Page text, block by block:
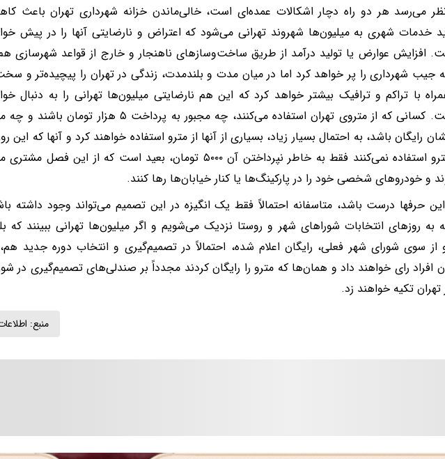
می‌رسد هر دو راه دچار اشکالات عمده‌ای است، خالی‌ماندن خزانه شهرداری تهران باعث
خدمات شهری به میلیون‌ها شهروند تهرانی می‌شود که اعتراض و نارضایتی آنها را در پیش
افزایش عوارض یا تولید درآمد از طریق ساخت‌وسازهای ناهنجار و خارج از قواعد شهرسازی
جیب شهرداری را پر خواهد کرد اما در میان مدت و بلندمدت، زندگی در تهران را پیچیده‌تر و
با تراکم و ترافیک بیشتر خواهد کرد که این هم نارضایتی میلیون‌ها تهرانی را به دنبال
داشت. کسانی که از متروی تهران استفاده می‌کنند، چه مجبور به پرداخت ۵ هزار تومان
رایگان باشد، به احتمال بسیار زیاد، بسیاری از آنها از مترو استفاده خواهند کرد و آنها که این
از مترو استفاده نمی‌کنند فقط به خاطر نپرداختن آن ۵۰۰۰ تومان، بعید است که از این فصل
و خودروهای شخصی خود را در پارکینگ‌ها یا کنار خیابان‌ها رها کنند.
حرفها درست باشد، متاسفانه احتمالاً فقط یک انگیزه در این تصمیم می‌تواند وجود داشته
به روزهای انتخابات شوراهای شهر و روستا نزدیک می‌شویم و اگر میلیون‌ها تهرانی ببینند که
از سوی شورای شهر فعلی، رایگان اعلام شده، احتمالاً در تصمیم‌گیری و انتخاب دوره جدید
افراد رای خواهند داد و همان‌ها که مترو را رایگان کردند مجدداً بر صندلی‌های تصمیم‌گیری در
تکیه خواهند زد.
منبع: